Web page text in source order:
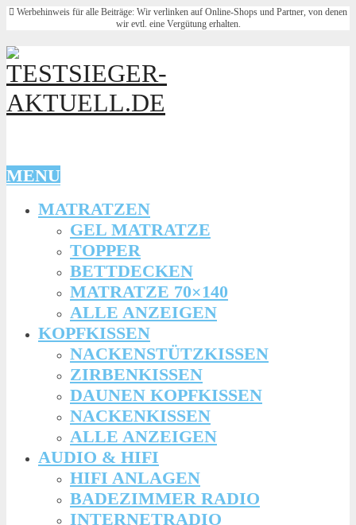
Werbehinweis für alle Beiträge: Wir verlinken auf Online-Shops und Partner, von denen
wir evtl. eine Vergütung erhalten.
MENU
MATRATZEN
GEL MATRATZE
TOPPER
BETTDECKEN
MATRATZE 70×140
ALLE ANZEIGEN
KOPFKISSEN
NACKENSTÜTZKISSEN
ZIRBENKISSEN
DAUNEN KOPFKISSEN
NACKENKISSEN
ALLE ANZEIGEN
AUDIO & HIFI
HIFI ANLAGEN
BADEZIMMER RADIO
INTERNETRADIO